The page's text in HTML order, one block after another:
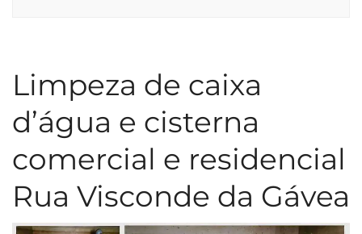
Limpeza de caixa
d’água e cisterna
comercial e residencial
Rua Visconde da Gávea